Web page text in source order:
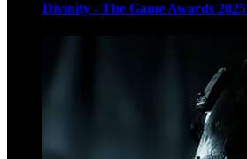
Divinity - The Game Awards 2025